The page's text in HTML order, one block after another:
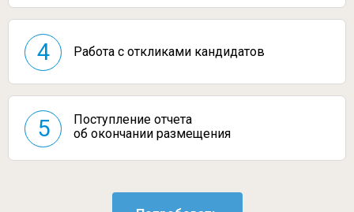
4 Работа с откликами кандидатов
5
Поступление отчета
об окончании размещения